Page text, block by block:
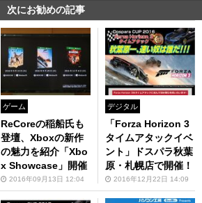
次にお勧めの記事
ゲーム
ReCoreの稲船氏も
登壇、Xboxの新作
の魅力を紹介「Xbo
x Showcase」開催
2016年09月13日 12:04
デジタル
「Forza Horizon 3
タイムアタックイベ
ント」ドスパラ秋葉
原・札幌店で開催！
2016年12月22日 14:09